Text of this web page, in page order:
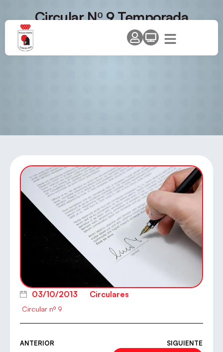
Circular Nº 9 Temporada
2013/14 – I Open de Promoción
03/10/2013 Circulares
Circular nº 9
ANTERIOR SIGUIENTE